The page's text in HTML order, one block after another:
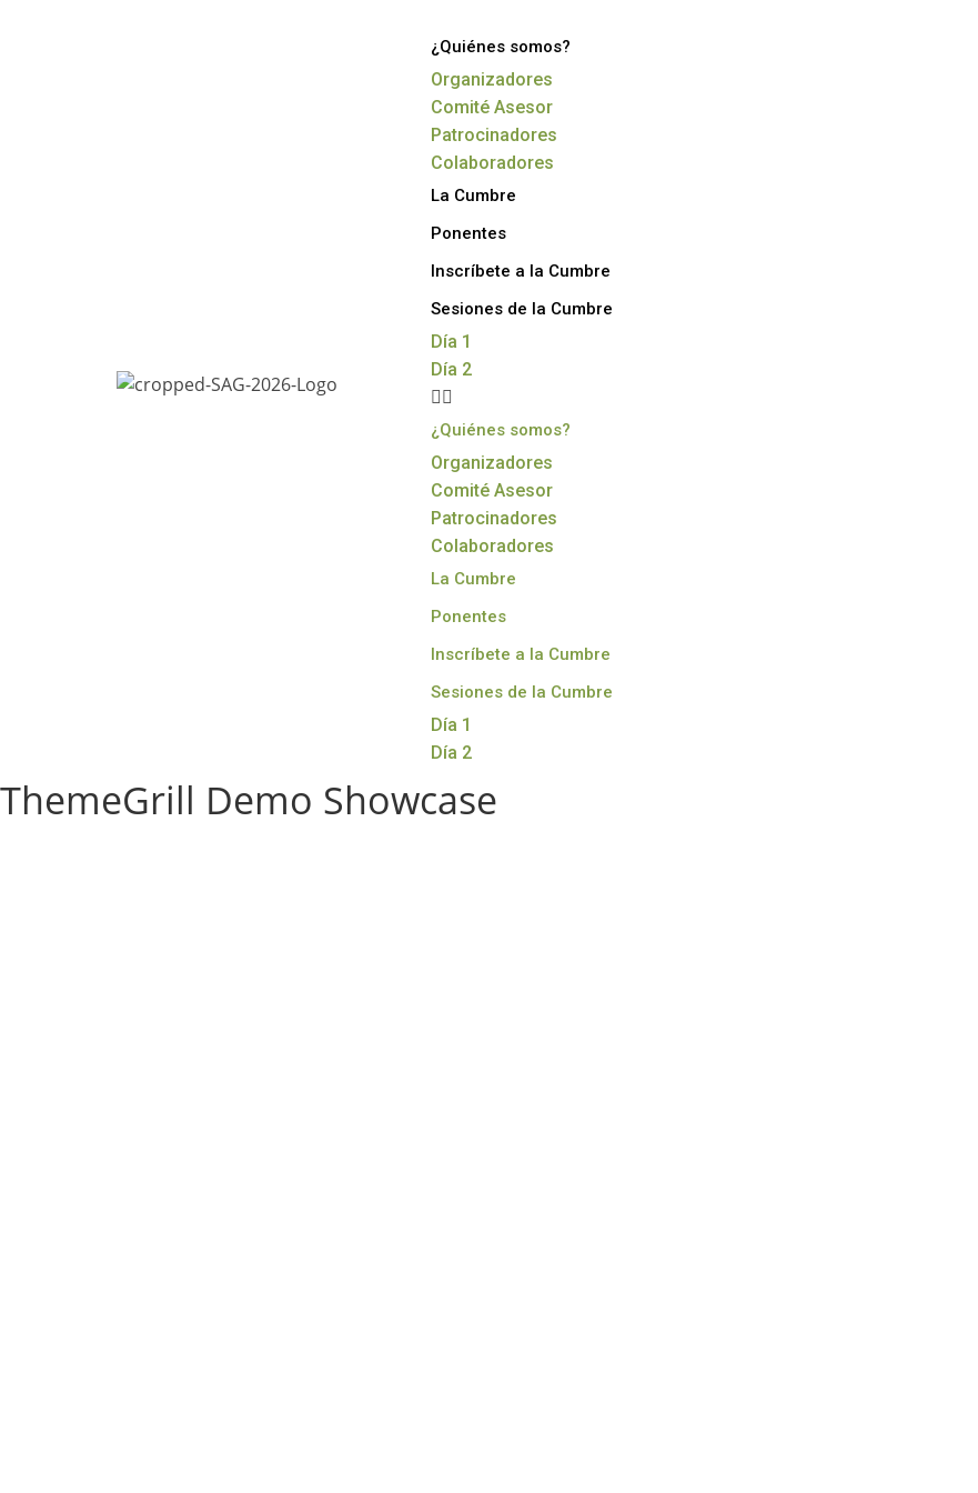
¿Quiénes somos?
Organizadores
Comité Asesor
Patrocinadores
Colaboradores
La Cumbre
Ponentes
Inscríbete a la Cumbre
Sesiones de la Cumbre
Día 1
Día 2
¿Quiénes somos?
Organizadores
Comité Asesor
Patrocinadores
Colaboradores
La Cumbre
Ponentes
Inscríbete a la Cumbre
Sesiones de la Cumbre
Día 1
Día 2
ThemeGrill Demo Showcase